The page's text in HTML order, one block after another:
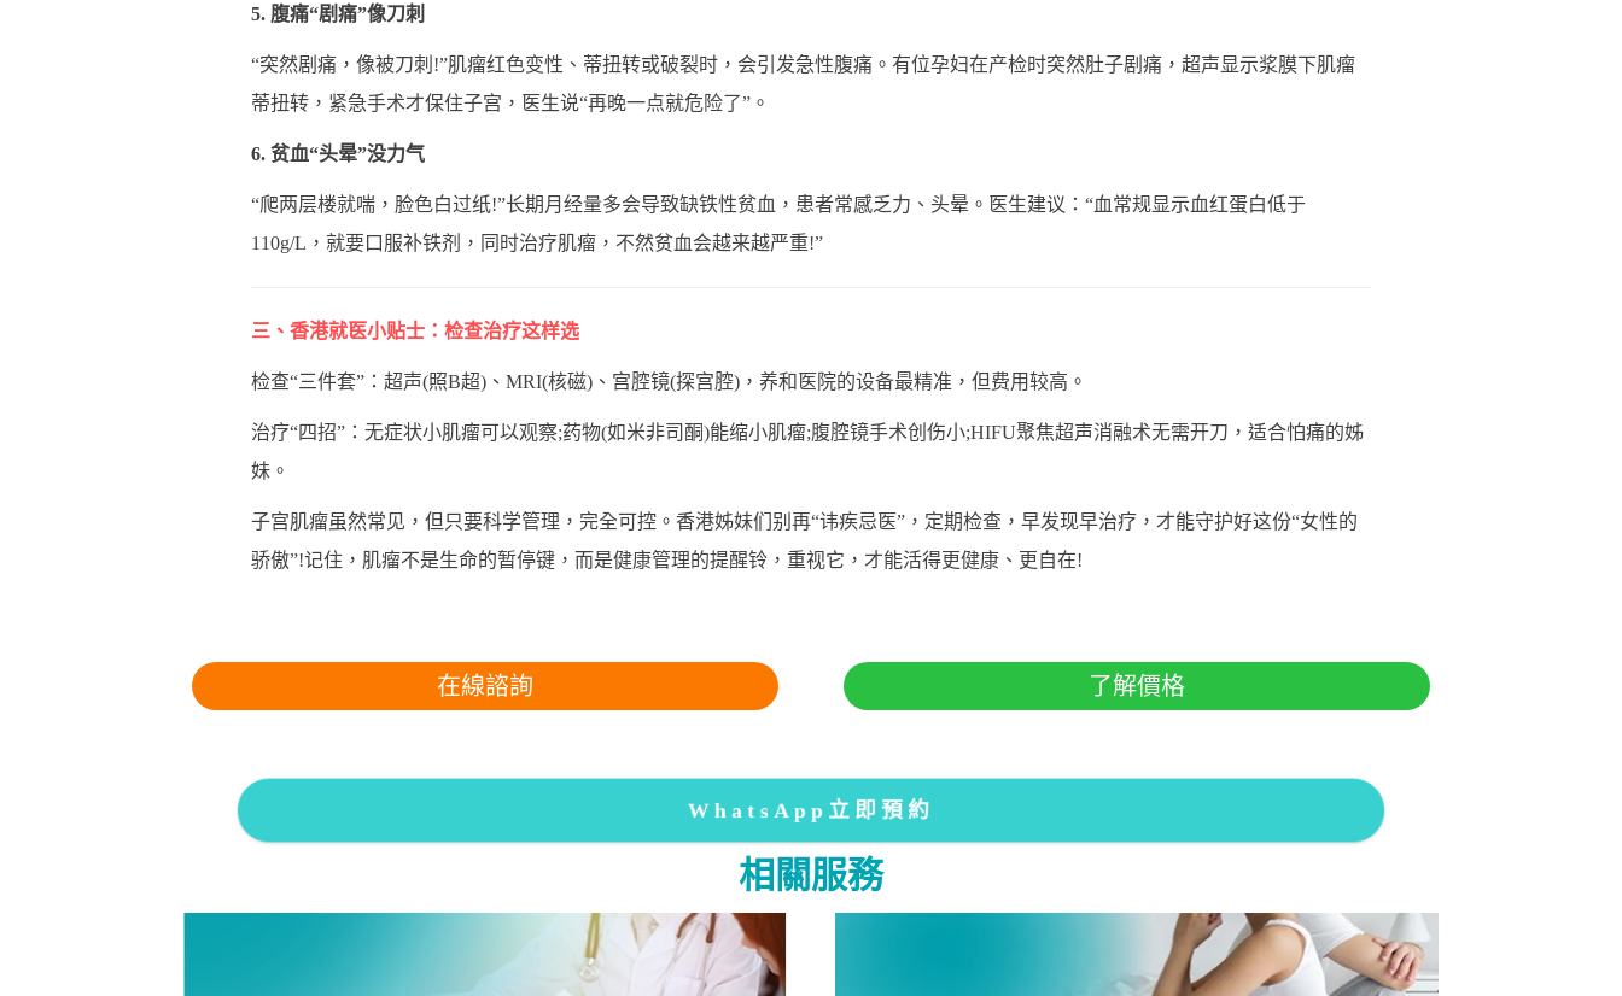
5. 腹痛“剧痛”像刀刺
“突然剧痛，像被刀刺!”肌瘤红色变性、蒂扭转或破裂时，会引发急性腹痛。有位孕妇在产检时突然肚子剧痛，超声显示浆膜下肌瘤
蒂扭转，紧急手术才保住子宫，医生说“再晚一点就危险了”。
6. 贫血“头晕”没力气
“爬两层楼就喘，脸色白过纸!”长期月经量多会导致缺铁性贫血，患者常感乏力、头晕。医生建议：“血常规显示血红蛋白低于
110g/L，就要口服补铁剂，同时治疗肌瘤，不然贫血会越来越严重!”
三、香港就医小贴士：检查治疗这样选
检查“三件套”：超声(照B超)、MRI(核磁)、宫腔镜(探宫腔)，养和医院的设备最精准，但费用较高。
治疗“四招”：无症状小肌瘤可以观察;药物(如米非司酮)能缩小肌瘤;腹腔镜手术创伤小;HIFU聚焦超声消融术无需开刀，适合怕痛的姊
妹。
子宫肌瘤虽然常见，但只要科学管理，完全可控。香港姊妹们别再“讳疾忌医”，定期检查，早发现早治疗，才能守护好这份“女性的
骄傲”!记住，肌瘤不是生命的暂停键，而是健康管理的提醒铃，重视它，才能活得更健康、更自在!
在線諮詢 了解價格
WhatsApp立即預約
相關服務